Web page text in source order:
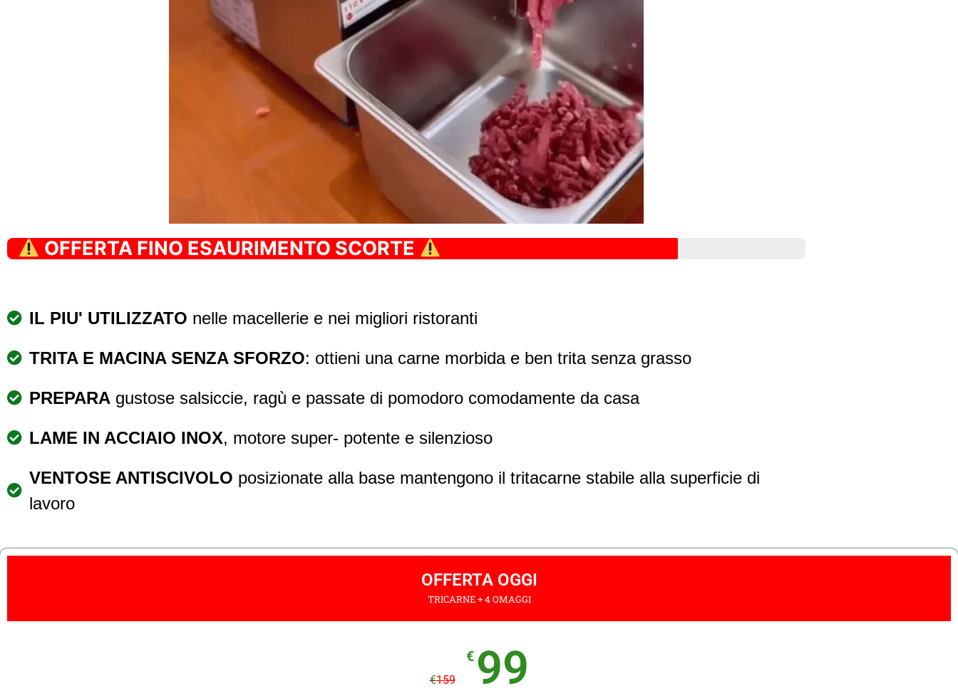
OFFERTA FINO ESAURIMENTO SCORTE
IL PIU' UTILIZZATO nelle macellerie e nei migliori ristoranti
TRITA E MACINA SENZA SFORZO: ottieni una carne morbida e ben trita senza grasso
PREPARA gustose salsiccie, ragù e passate di pomodoro comodamente da casa
LAME IN ACCIAIO INOX, motore super- potente e silenzioso
VENTOSE ANTISCIVOLO posizionate alla base mantengono il tritacarne stabile alla superficie di
lavoro
OFFERTA OGGI
TRICARNE + 4 OMAGGI
€159
€ 99